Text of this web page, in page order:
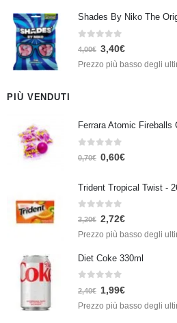
Shades By Niko The
Su 5
4,00€ 3,40€
Prezzo più basso degli
PIÙ VENDUTI
Ferrara Atomic Fireballs
Su 5
0,70€ 0,60€
Trident Tropical Twist -
Su 5
3,20€ 2,72€
Prezzo più basso degli
Diet Coke 330ml
Su 5
2,40€ 1,99€
Prezzo più basso degli